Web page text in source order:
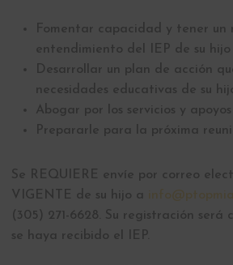
Fomentar capacidad y tener un
entendimiento del IEP de su hijo
Desarrollar un plan de acción
necesidades educativas de su
Abogar por los servicios y
Prepararle para la próxima
Se REQUIERE envíe por correo
VIGENTE de su hijo a
(305) 271-6628. Su registración
se haya recibido el IEP.